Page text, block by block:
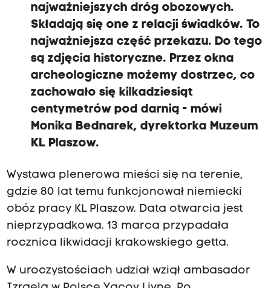
najważniejszych dróg obozowych.
Składają się one z relacji świadków. To
najważniejsza część przekazu. Do tego
są zdjęcia historyczne. Przez okna
archeologiczne możemy dostrzec, co
zachowało się kilkadziesiąt
centymetrów pod darnią - mówi
Monika Bednarek, dyrektorka Muzeum
KL Plaszow.
Wystawa plenerowa mieści się na terenie,
gdzie 80 lat temu funkcjonował niemiecki
obóz pracy KL Plaszow. Data otwarcia jest
nieprzypadkowa. 13 marca przypadała
rocznica likwidacji krakowskiego getta.
W uroczystościach udział wziął ambasador